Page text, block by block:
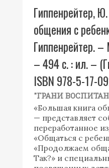
Гиппенрейтер,
общения с
Гиппенрейтер.
– 494 с. : ил. –
ISBN 978-5-17-
"ГРАНИ
«Большая книга
— представляет
переработанное
«Общаться с
«Продолжаем
Так?» и